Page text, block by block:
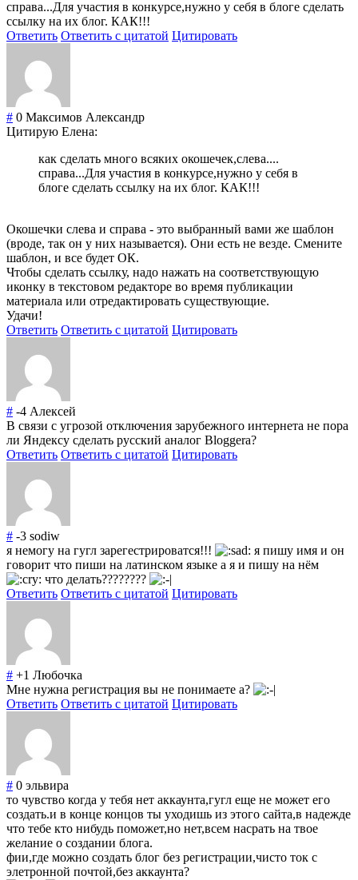
справа...Для участия в конкурсе,нужно у себя в блоге сделать
ссылку на их блог. КАК!!!
Ответить Ответить с цитатой Цитировать
# 0 Максимов Александр
Цитирую Елена:
как сделать много всяких окошечек,слева....
справа...Для участия в конкурсе,нужно у себя в
блоге сделать ссылку на их блог. КАК!!!
Окошечки слева и справа - это выбранный вами же шаблон
(вроде, так он у них называется). Они есть не везде. Смените
шаблон, и все будет ОК.
Чтобы сделать ссылку, надо нажать на соответствующую
иконку в текстовом редакторе во время публикации
материала или отредактировать существующие.
Удачи!
Ответить Ответить с цитатой Цитировать
# -4 Алексей
В связи с угрозой отключения зарубежного интернета не пора
ли Яндексу сделать русский аналог Bloggera?
Ответить Ответить с цитатой Цитировать
# -3 sodiw
я немогу на гугл зарегестрироватся!!!
я пишу имя и он
говорит что пиши на латинском языке а я и пишу на нём
что делать????????
Ответить Ответить с цитатой Цитировать
# +1 Любочка
Мне нужна регистрация вы не понимаете а?
Ответить Ответить с цитатой Цитировать
# 0 эльвира
то чувство когда у тебя нет аккаунта,гугл еще не может его
создать.и в конце концов ты уходишь из этого сайта,в надежде
что тебе кто нибудь поможет,но нет,всем насрать на твое
желание о создании блога.
фии,где можно создать блог без регистрации,чисто ток с
элетронной почтой,без аккаунта?